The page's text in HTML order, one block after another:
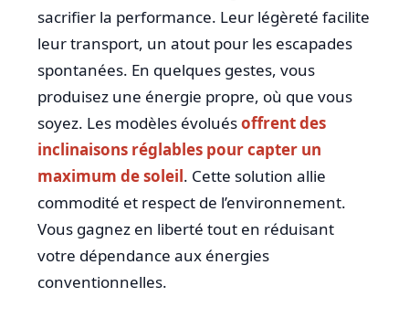
sacrifier la performance. Leur légèreté facilite
leur transport, un atout pour les escapades
spontanées. En quelques gestes, vous
produisez une énergie propre, où que vous
soyez. Les modèles évoluésoffrent des
inclinaisons réglables pour capter un
maximum de soleil. Cette solution allie
commodité et respect de l’environnement.
Vous gagnez en liberté tout en réduisant
votre dépendance aux énergies
conventionnelles.